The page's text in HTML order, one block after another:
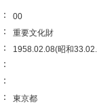
：
00
：
重要文化財
：
1958.02.08(昭和
：
：
：
東京都